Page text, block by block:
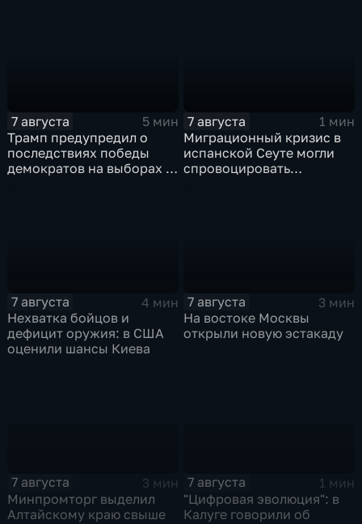
7 августа
5 мин
Трамп предупредил о
последствиях победы
демократов на выборах в
7 августа
1 мин
Миграционный кризис в
испанской Сеуте могли
спровоцировать
7 августа
4 мин
Нехватка бойцов и
дефицит оружия: в США
оценили шансы Киева
7 августа
3 мин
На востоке Москвы
открыли новую эстакаду
7 августа
3 мин
Минпромторг выделил
Алтайскому краю свыше
7 августа
1 мин
"Цифровая эволюция": в
Калуге говорили об